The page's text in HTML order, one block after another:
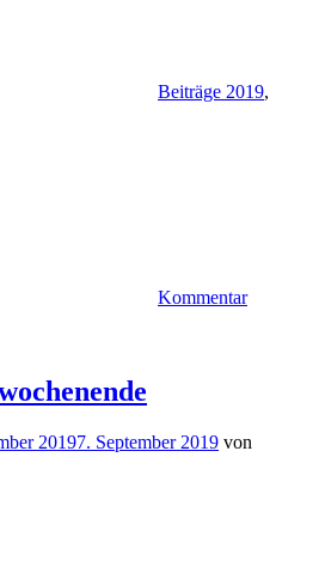
Beiträge 2019,
Kommentar
20197. September 2019 von